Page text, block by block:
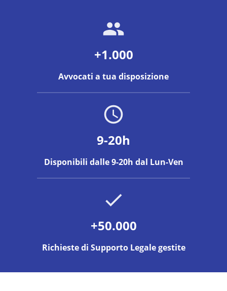
+1.000
Avvocati a tua disposizione
9-20h
Disponibili dalle 9-20h dal Lun-Ven
+50.000
Richieste di Supporto Legale gestite